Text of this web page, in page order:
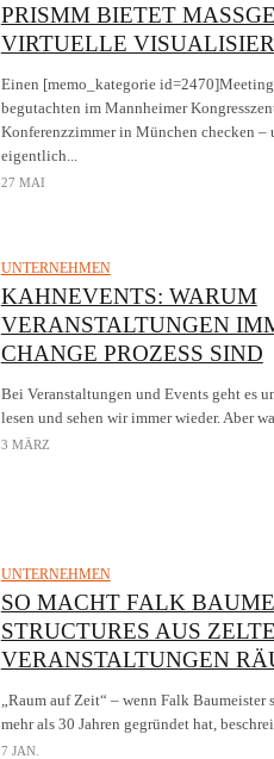
PRISMM BIETET
IRTUELLE
Einen [memo_kategorie
begutachten im Mannheimer
Konferenzzimmer in München checken –
eigentlich...
27 MAI
UNTERNEHMEN
KAHNEVENTS: WARUM
VERANSTALTUNGEN
CHANGE PROZESS SIND
Bei Veranstaltungen und Events geht es
lesen und sehen wir immer wieder. Aber
3 MÄRZ
UNTERNEHMEN
SO MACHT FALK
STRUCTURES AUS
VERANSTALTUNGEN
„Raum auf Zeit“ – wenn Falk Baumeister
mehr als 30 Jahren gegründet hat,
7 JAN.